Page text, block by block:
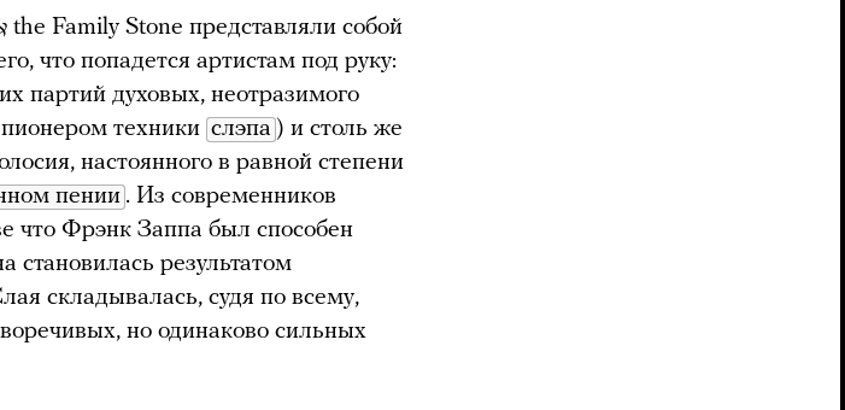
Family Stone представляли собой
что попадется артистам под руку:
партий духовых, неотразимого
техники слэпа ) и столь же
настоянного в равной степени
пении . Из современников
что Фрэнк Заппа был способен
становилась результатом
складывалась, судя по всему,
но одинаково сильных